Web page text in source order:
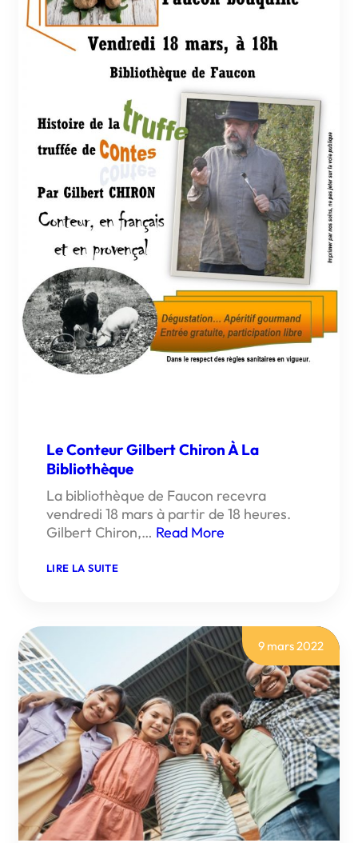
Le Conteur Gilbert Chiron À La
Bibliothèque
La bibliothèque de Faucon recevra
vendredi 18 mars à partir de 18 heures.
Gilbert Chiron,… Read More
LIRE LA SUITE:
BIBLIOTHÈQUE
9 mars 2022